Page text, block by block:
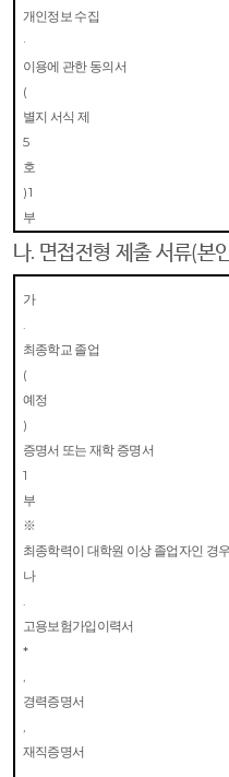
개인정보 수집
·
이용에 관한 동의서
(
별지 서식 제
5
호
) 1
부
나. 면접전형 제출 서류(본
가
최종학교 졸업
(
예정
)
증명서 또는 재학 증명서
1
부
※
최종학력이 대학원 이상 졸업자인 경
나
고용보험가입이력서
*
경력증명서
재직증명서